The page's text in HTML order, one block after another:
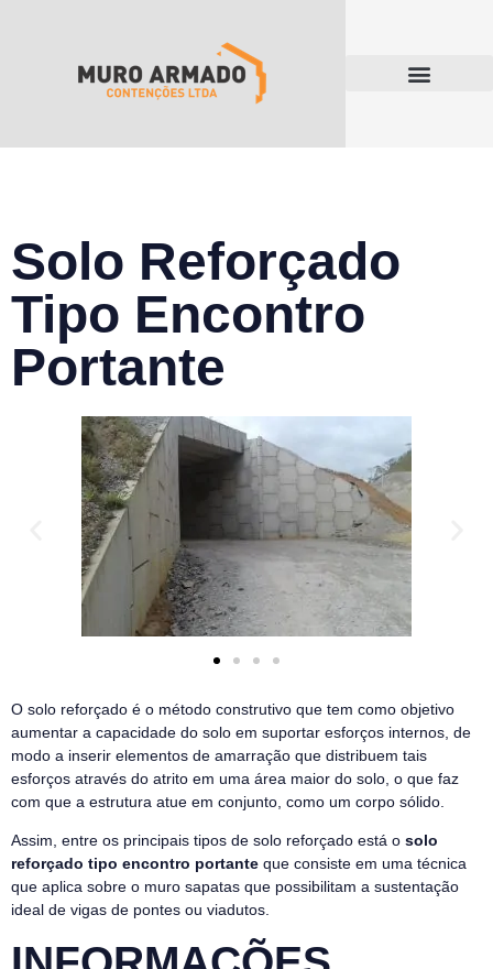
Solo Reforçado
Tipo Encontro
Portante
O solo reforçado é o método construtivo que tem como objetivo
aumentar a capacidade do solo em suportar esforços internos, de
modo a inserir elementos de amarração que distribuem tais
esforços através do atrito em uma área maior do solo, o que faz
com que a estrutura atue em conjunto, como um corpo sólido.
Assim, entre os principais tipos de solo reforçado está o solo
reforçado tipo encontro portante que consiste em uma técnica
que aplica sobre o muro sapatas que possibilitam a sustentação
ideal de vigas de pontes ou viadutos.